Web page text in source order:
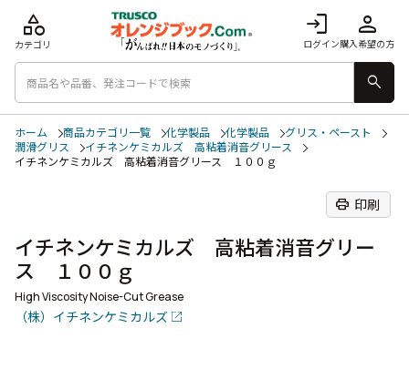
login
ログイン
person
購入希望の方
category
カテゴリ
search
ホーム 商品カテゴリ一覧 化学製品 化学製品
グリス・ペースト
潤滑グリス
イチネンケミカルズ 高粘着消音グリース
イチネンケミカルズ 高粘着消音グリース １００ｇ
print 印刷
イチネンケミカルズ 高粘着消音グリー
ス １００ｇ
High Viscosity Noise-Cut Grease
（株）イチネンケミカルズ